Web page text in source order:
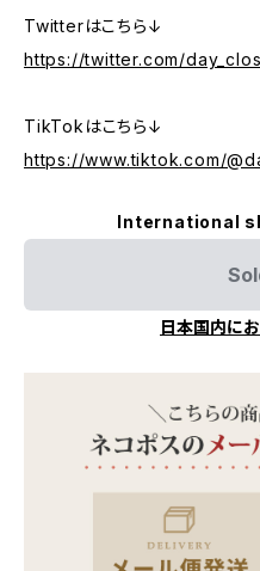
Twitterはこちら↓
https://twitter.com/
TikTokはこちら↓
https://www.tiktok.com/
International
日本国内に